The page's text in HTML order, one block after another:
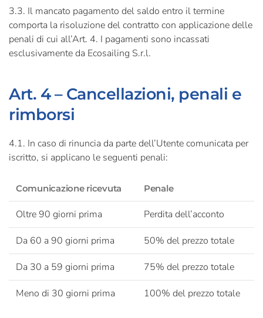
3.3. Il mancato pagamento del saldo entro il termine
comporta la risoluzione del contratto con applicazione delle
penali di cui all’Art. 4. I pagamenti sono incassati
esclusivamente da Ecosailing S.r.l.
Art. 4 – Cancellazioni, penali e
rimborsi
4.1. In caso di rinuncia da parte dell’Utente comunicata per
iscritto, si applicano le seguenti penali:
Comunicazione ricevuta Penale
Oltre 90 giorni prima Perdita dell’acconto
Da 60 a 90 giorni prima 50% del prezzo totale
Da 30 a 59 giorni prima 75% del prezzo totale
Meno di 30 giorni prima 100% del prezzo totale